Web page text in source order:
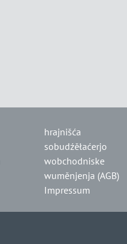
hrajnišća
sobudźěłaćerjo
wobchodniske
wuměnjenja (AGB)
Impressum